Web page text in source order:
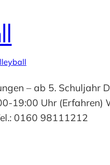
– ab 5.
19:00 Uhr (Erfahren)
0160 98111212